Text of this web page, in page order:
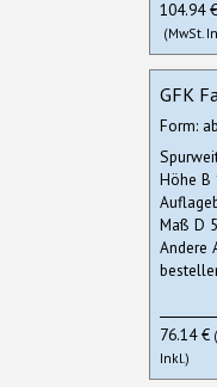
104.94 €
(MwSt.
GFK
Form:
Höhe B
Maß D
Andere
76.14 €
Inkl.)